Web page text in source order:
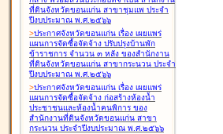
ที่ดินจังหวัดขอนแก่น สาขาชุมแพ ประจำ
ปีงบประมาณ พ.ศ.๒๕๖๖
>ประกาศจังหวัดขอนแก่น เรื่อง เผยแพร่
แผนการจัดซื้อจัดจ้าง ปรับปรุงบ้านพัก
ข้าราชการ จำนวน ๓ หลัง ของสำนักงาน
ที่ดินจังหวัดขอนแก่น สาขากระนวน ประจำ
ปีงบประมาณ พ.ศ.๒๕๖๖
>ประกาศจังหวัดขอนแก่น เรื่อง เผยแพร่
แผนการจัดซื้อจัดจ้าง ก่อสร้างห้องน้ำ
ประชาชนและห้องน้ำคนพิการ ของ
สำนักงานที่ดินจังหวัดขอนแก่น สาขา
กระนวน ประจำปีงบประมาณ พ.ศ.๒๕๖๖